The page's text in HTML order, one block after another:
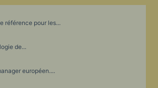
référence pour les...
de...
européen....